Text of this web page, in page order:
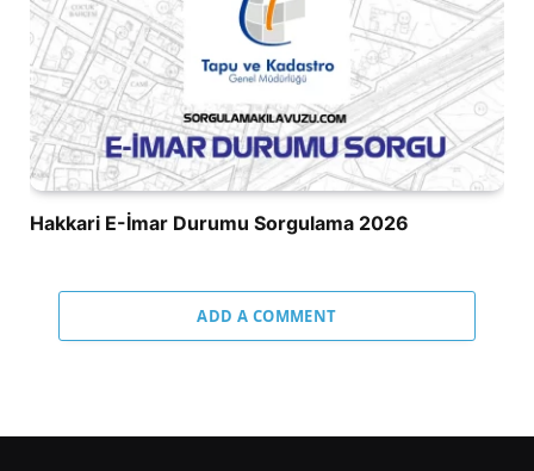
Hakkari E-İmar Durumu Sorgulama 2026
ADD A COMMENT